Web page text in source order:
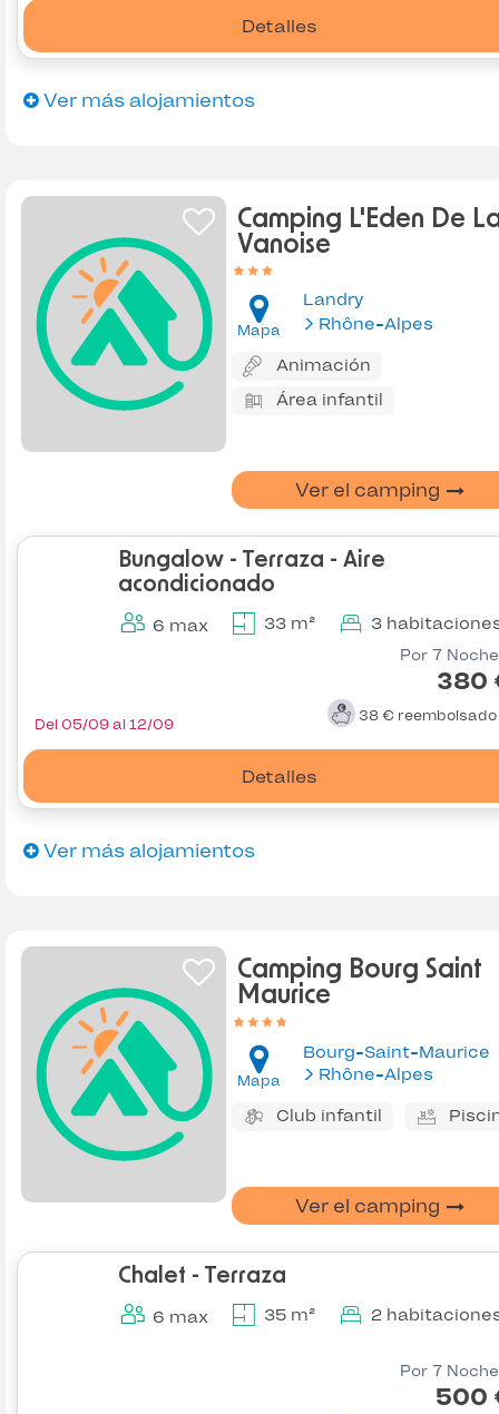
Detalles
Ver más alojamientos
Camping L'Eden De
Vanoise
Mapa
Landry
Rhône-Alpes
Animación
Área infantil
Ver el camping
Bungalow - Terraza - Aire
acondicionado
6 max 33 m² 3
Por 7
380
38 € reembolsado
Detalles
Del 05/09 al 12/09
Ver más alojamientos
Camping Bourg Saint
Maurice
Mapa
Bourg-Saint-Maurice
Rhône-Alpes
Club infantil
Ver el camping
Chalet - Terraza
6 max 35 m² 2
Por 7
500